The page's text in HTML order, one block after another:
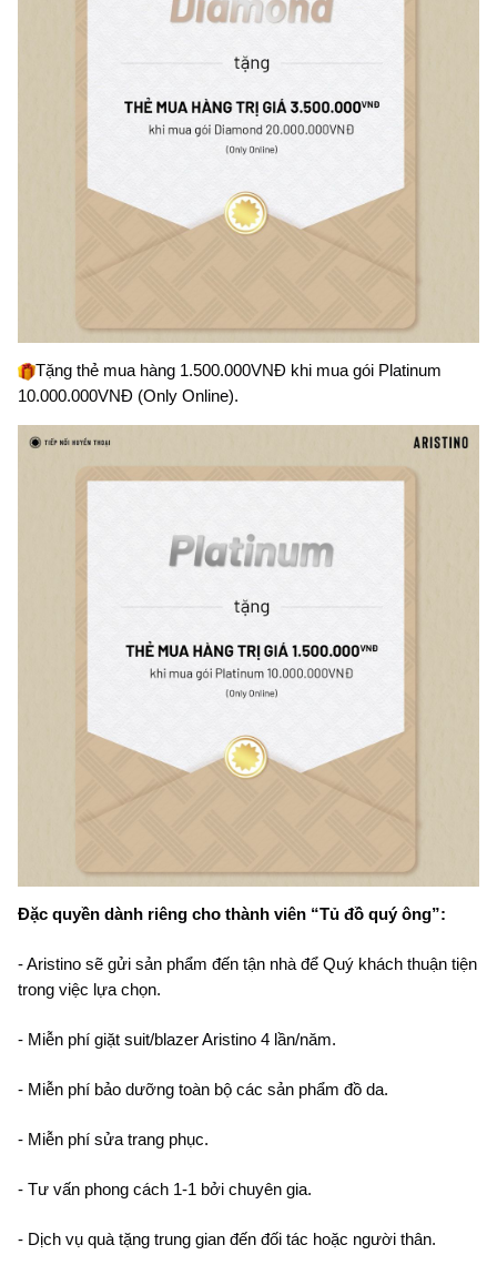
Tặng thẻ mua hàng 1.500.000VNĐ khi mua gói Platinum
10.000.000VNĐ (Only Online).
Đặc quyền dành riêng cho thành viên “Tủ đồ quý ông”:
- Aristino sẽ gửi sản phẩm đến tận nhà để Quý khách thuận tiện
trong việc lựa chọn.
- Miễn phí giặt suit/blazer Aristino 4 lần/năm.
- Miễn phí bảo dưỡng toàn bộ các sản phẩm đồ da.
- Miễn phí sửa trang phục.
- Tư vấn phong cách 1-1 bởi chuyên gia.
- Dịch vụ quà tặng trung gian đến đối tác hoặc người thân.